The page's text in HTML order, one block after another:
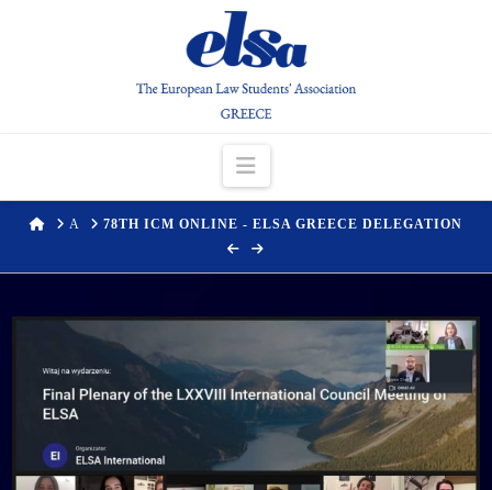
Navigation
HOME
Α 78TH ICM ONLINE - ELSA GREECE DELEGATION